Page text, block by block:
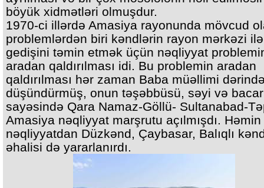
böyük xidmətləri olmuşdur.
1970-ci illərdə Amasiya rayonunda mövcud
problemlərdən biri kəndlərin rayon mərkəzi
gedişini təmin etmək üçün nəqliyyat
aradan qaldırılması idi. Bu problemin aradan
qaldırılması hər zaman Baba müəllimi
düşündürmüş, onun təşəbbüsü, səyi və
sayəsində Qara Namaz-Göllü- Sultanabad-
Amasiya nəqliyyat marşrutu açılmışdı. Həmin
nəqliyyatdan Düzkənd, Çaybasar, Balıqlı
əhalisi də yararlanırdı.